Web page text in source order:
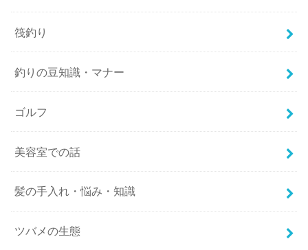
筏釣り
釣りの豆知識・マナー
ゴルフ
美容室での話
髪の手入れ・悩み・知識
ツバメの生態